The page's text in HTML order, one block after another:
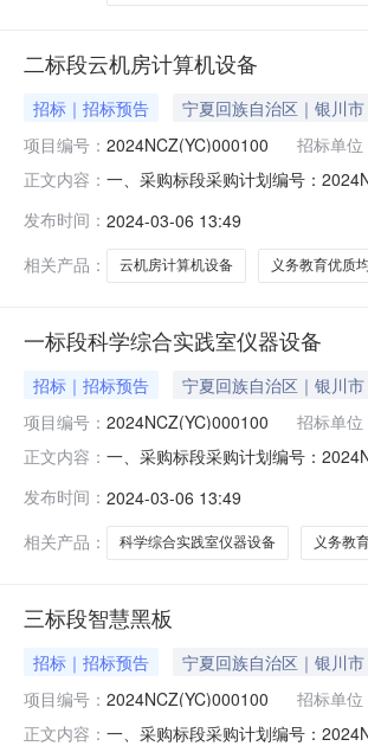
二标段云机房计算机设备
招标｜招标预告 宁夏回族自治区｜银川
项目编号： 2024NCZ(YC)000100 招标单位
正文内容： 一、采购标段采购计划编号：
格采购项目：否二、供应商资格条
事业单位法人证书，
发布时间： 2024-03-06 13:49
相关产品：
云机房计算机设备 义务教育优质
一标段科学综合实践室仪器设备
招标｜招标预告 宁夏回族自治区｜银川
项目编号： 2024NCZ(YC)000100 招标单位
正文内容： 一、采购标段采购计划编号：
固定价格采购项目：否二、供应商
照（或事业单位法人
发布时间： 2024-03-06 13:49
相关产品：
科学综合实践室仪器设备 义务教
三标段智慧黑板
招标｜招标预告 宁夏回族自治区｜银川
项目编号： 2024NCZ(YC)000100 招标单位
正文内容： 一、采购标段采购计划编号：